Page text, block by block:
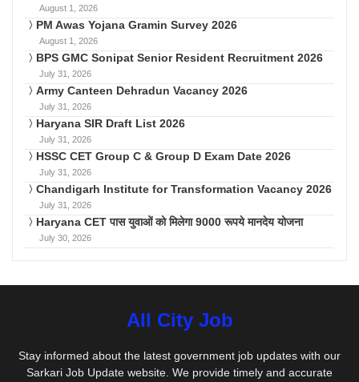
August 1, 2026
PM Awas Yojana Gramin Survey 2026
August 1, 2026
BPS GMC Sonipat Senior Resident Recruitment 2026
July 31, 2026
Army Canteen Dehradun Vacancy 2026
July 31, 2026
Haryana SIR Draft List 2026
July 31, 2026
HSSC CET Group C & Group D Exam Date 2026
July 31, 2026
Chandigarh Institute for Transformation Vacancy 2026
July 31, 2026
Haryana CET पास युवाओं को मिलेगा 9000 रूपये मानदेय योजना
July 30, 2026
All City Job
Stay informed about the latest government job updates with our
Sarkari Job Update website. We provide timely and accurate